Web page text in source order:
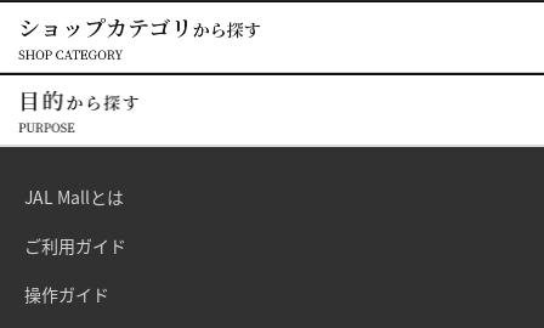
JAL Mallとは
ご利用ガイド
操作ガイド